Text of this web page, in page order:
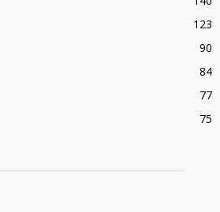
123
90
84
77
75